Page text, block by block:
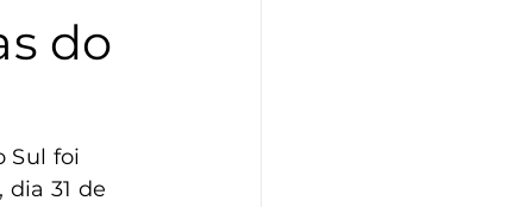
do
Sul foi
31 de